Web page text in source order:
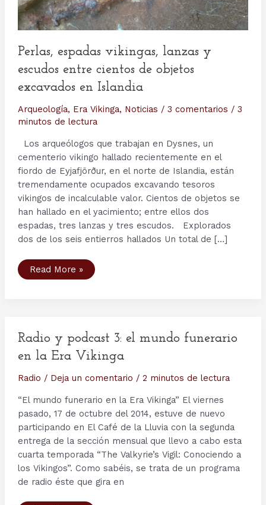
Perlas, espadas vikingas, lanzas y
escudos entre cientos de objetos
excavados en Islandia
Arqueología, Era Vikinga, Noticias / 3 comentarios / 3
minutos de lectura
Los arqueólogos que trabajan en Dysnes, un
cementerio vikingo hallado recientemente en el
fiordo de Eyjafjörður, en el norte de Islandia, están
tremendamente ocupados excavando tesoros
vikingos de incalculable valor. Cientos de objetos se
han hallado en el yacimiento; entre ellos dos
espadas, tres lanzas y tres escudos. Explorados
dos de los seis entierros hallados Un total de […]
Perlas,
espadas
de
objetos
excavados
en
Read More »
Radio y podcast 3: el mundo funerario
en la Era Vikinga
Radio / Deja un comentario / 2 minutos de lectura
“El mundo funerario en la Era Vikinga” El viernes
pasado, 17 de octubre del 2014, estuve de nuevo
participando en El Café de la Lluvia con la segunda
entrega de la sección mensual que llevo a cabo esta
cuarta temporada “The Valkyrie’s Vigil: Conociendo a
los Vikingos”. Como sabéis, se trata de un programa
de radio éste que gira en